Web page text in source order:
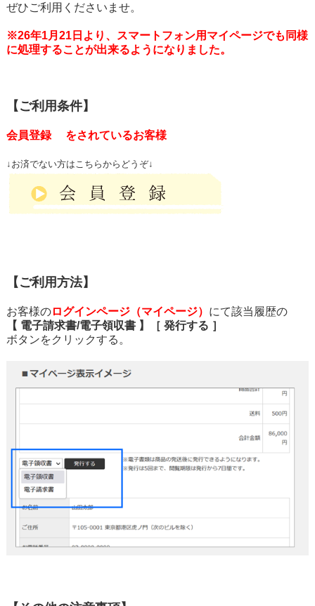
ぜひご利用くださいませ。
※26年1月21日より、スマートフォン用マイページでも同様
に処理することが出来るようになりました。
【ご利用条件】
会員登録 をされているお客様
↓お済でない方はこちらからどうぞ↓
【ご利用方法】
お客様のログインページ（マイページ） にて該当履歴の
【 電子請求書/電子領収書 】［ 発行する ］
ボタンをクリックする。